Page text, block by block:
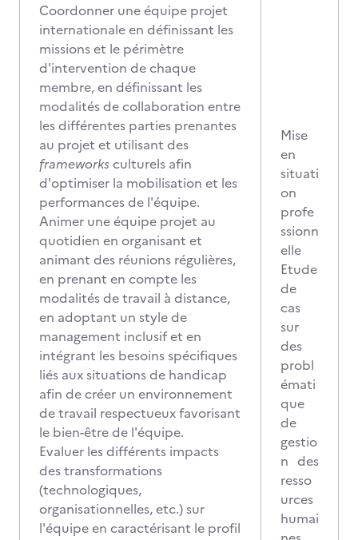
Coordonner une équipe projet
internationale en définissant les
missions et le périmètre
d'intervention de chaque
membre, en définissant les
modalités de collaboration entre
les différentes parties prenantes
au projet et utilisant des
frameworks culturels afin
d'optimiser la mobilisation et les
performances de l'équipe.
Animer une équipe projet au
quotidien en organisant et
animant des réunions régulières,
en prenant en compte les
modalités de travail à distance,
en adoptant un style de
management inclusif et en
intégrant les besoins spécifiques
liés aux situations de handicap
afin de créer un environnement
de travail respectueux favorisant
le bien-être de l'équipe.
Evaluer les différents impacts
des transformations
(technologiques,
organisationnelles, etc.) sur
l'équipe en caractérisant le profil
Mise
en
situati
on
profe
ssionn
elle
Etude
de
cas
sur
des
probl
émati
que
de
gestio
n des
resso
urces
humai